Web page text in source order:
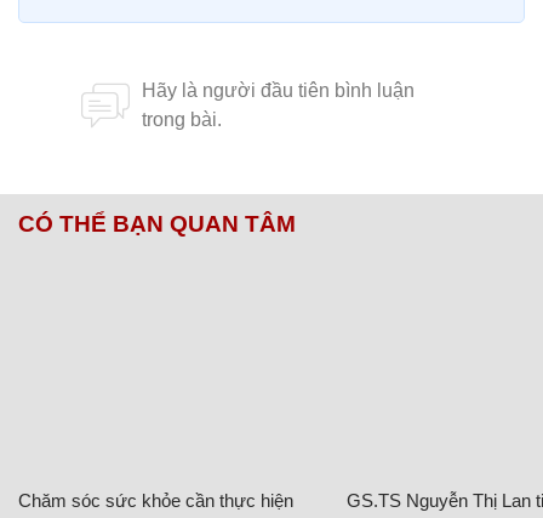
CÓ THỂ BẠN QUAN TÂM
Chăm sóc sức khỏe cần thực hiện
GS.TS Nguyễn Thị Lan